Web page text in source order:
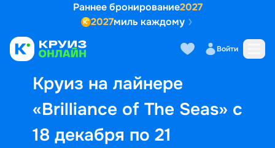
Раннее бронирование2027
2027миль каждому
Войти
Круиз на лайнере
«Brilliance of The Seas» с
18 декабря по 21
Выбор кают Маршрут и